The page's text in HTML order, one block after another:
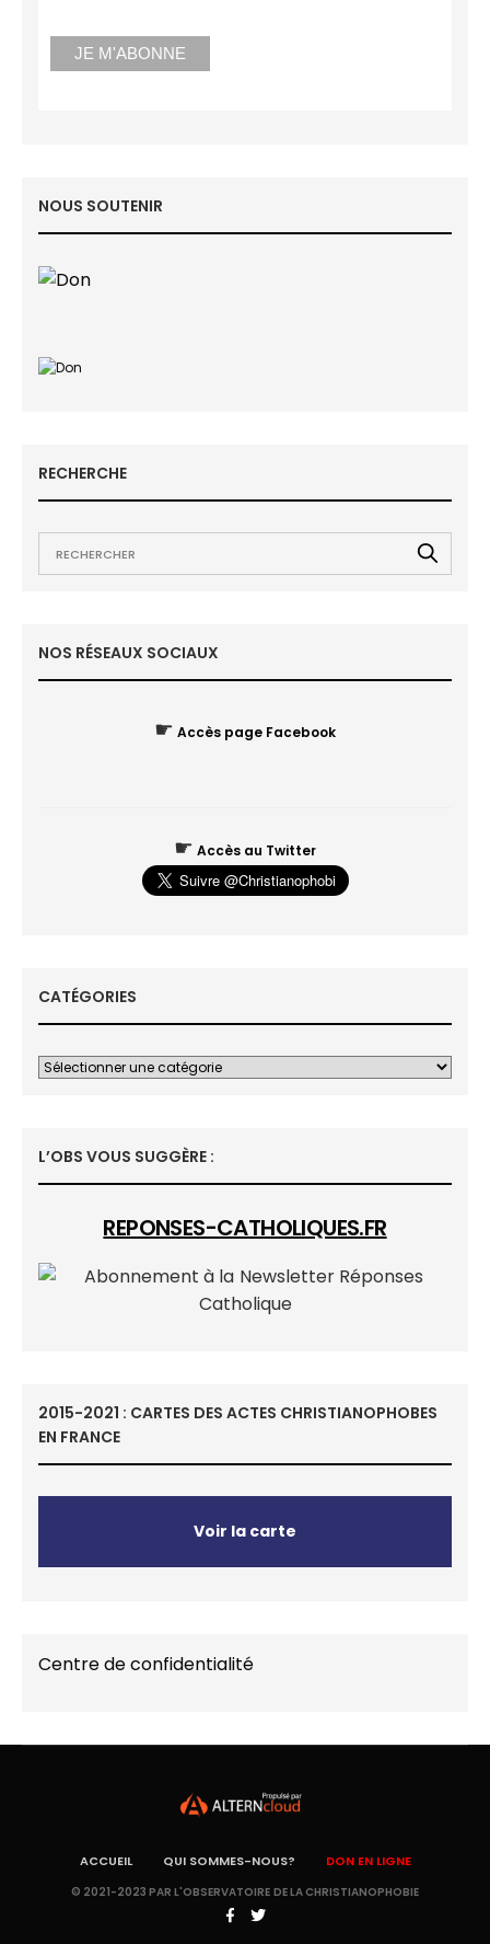
NOUS SOUTENIR
RECHERCHE
NOS RÉSEAUX SOCIAUX
☛ Accès page Facebook
☛ Accès au Twitter
CATÉGORIES
L’OBS VOUS SUGGÈRE :
REPONSES-CATHOLIQUES.FR
2015-2021 : CARTES DES ACTES CHRISTIANOPHOBES
EN FRANCE
Voir la carte
Centre de confidentialité
ACCUEIL QUI SOMMES-NOUS? DON EN LIGNE
© 2021-2023 PAR L'OBSERVATOIRE DE LA CHRISTIANOPHOBIE